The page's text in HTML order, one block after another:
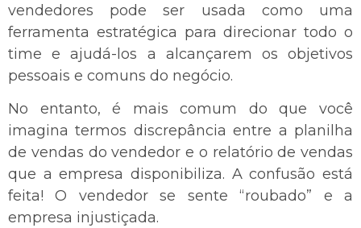
vendedores pode ser usada como uma
ferramenta estratégica para direcionar todo o
time e ajudá-los a alcançarem os objetivos
pessoais e comuns do negócio.
No entanto, é mais comum do que você
imagina termos discrepância entre a planilha
de vendas do vendedor e o relatório de vendas
que a empresa disponibiliza. A confusão está
feita! O vendedor se sente “roubado” e a
empresa injustiçada.